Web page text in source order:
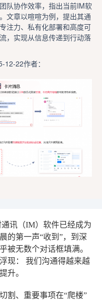
队协作效率，指出当前IM软
文章以喧喧为例，提出其通
注力、私有化部署和高度可
，实现从信息传递到行动落
12-22作者：
通讯（IM）软件已经成为
的第一声“收到”，到深
被无数个对话框填满。
现： 我们沟通得越来越
升。
割、重要事项在“爬楼”